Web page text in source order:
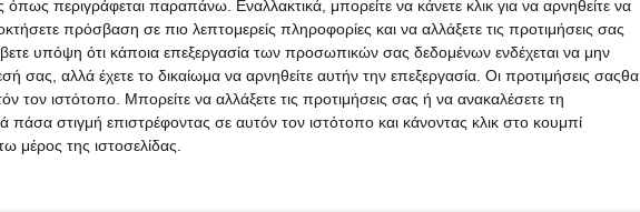
περιγράφεται παραπάνω. Εναλλακτικά, μπορείτε να κάνετε κλικ για να αρνηθείτε να
πρόσβαση σε πιο λεπτομερείς πληροφορίες και να αλλάξετε τις προτιμήσεις σας
υπόψη ότι κάποια επεξεργασία των προσωπικών σας δεδομένων ενδέχεται να μην
σας, αλλά έχετε το δικαίωμα να αρνηθείτε αυτήν την επεξεργασία. Οι προτιμήσεις σαςθα
τον ιστότοπο. Μπορείτε να αλλάξετε τις προτιμήσεις σας ή να ανακαλέσετε τη
στιγμή επιστρέφοντας σε αυτόν τον ιστότοπο και κάνοντας κλικ στο κουμπί
μέρος της ιστοσελίδας.
αυτή, ώστε να βελτιωθεί η Δημόσια Διοίκηση
αρμοδιοτήτων της, ενίσχυση τοπικής
ποιότητα των παρεχομένων υπηρεσιών της – στο
ανάπτυξης – στους κατοίκους της ευρύτερης περιοχής